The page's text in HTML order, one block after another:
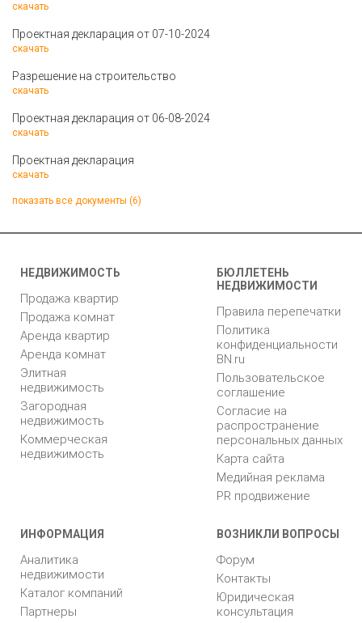
скачать
Проектная декларация от 07-10-2024
скачать
Разрешение на строительство
скачать
Проектная декларация от 06-08-2024
скачать
Проектная декларация
скачать
показать все документы (6)
НЕДВИЖИМОСТЬ
Продажа квартир
Продажа комнат
Аренда квартир
Аренда комнат
Элитная
недвижимость
Загородная
недвижимость
Коммерческая
недвижимость
БЮЛЛЕТЕНЬ
НЕДВИЖИМОСТИ
Правила перепечатки
Политика
конфиденциальности
BN.ru
Пользовательское
соглашение
Согласие на
распространение
персональных данных
Карта сайта
Медийная реклама
PR продвижение
ИНФОРМАЦИЯ
Аналитика
недвижимости
Каталог компаний
Партнеры
ВОЗНИКЛИ ВОПРОСЫ
Форум
Контакты
Юридическая
консультация